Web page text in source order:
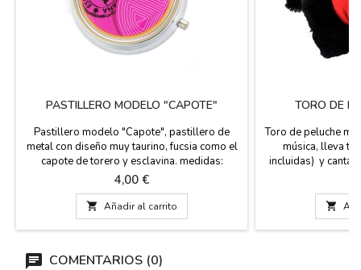
PASTILLERO MODELO "CAPOTE"
Pastillero modelo "Capote", pastillero de
metal con diseño muy taurino, fucsia como el
capote de torero y esclavina. medidas:
diametro
Precio
4,00 €
 Añadir al carrito
TORO DE
Toro de peluche
música, lleva
incluidas) y canta

COMENTARIOS (0)